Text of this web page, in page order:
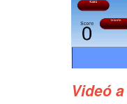
Videó